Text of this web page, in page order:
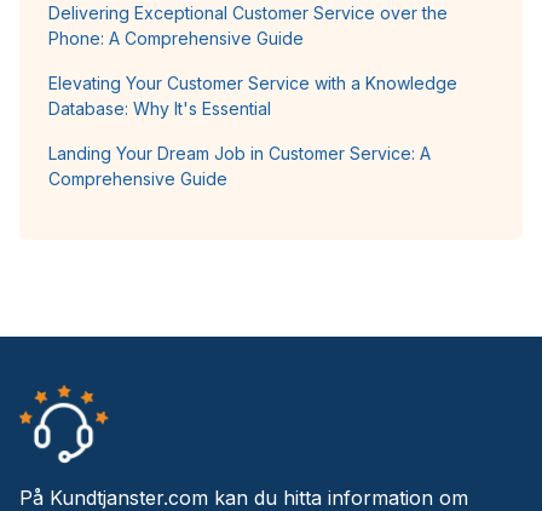
Delivering Exceptional Customer Service over the
Phone: A Comprehensive Guide
Elevating Your Customer Service with a Knowledge
Database: Why It's Essential
Landing Your Dream Job in Customer Service: A
Comprehensive Guide
På Kundtjanster.com kan du hitta information om